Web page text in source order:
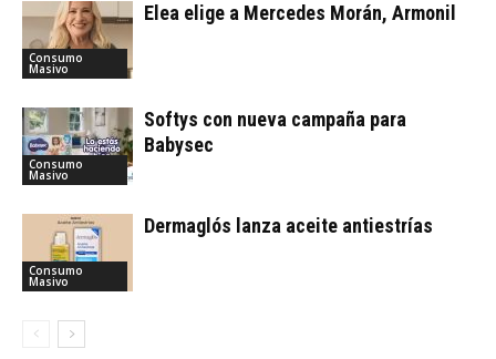
Consumo
Masivo
Elea elige a Mercedes Morán, Armonil
Consumo
Masivo
Softys con nueva campaña para
Babysec
Consumo
Masivo
Dermaglós lanza aceite antiestrías